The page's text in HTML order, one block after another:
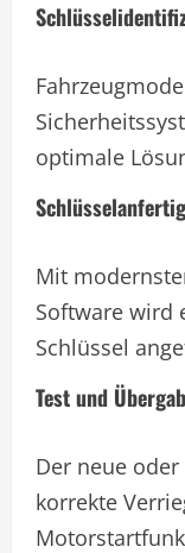
optimale
Mit
Software wird
Schlüssel
Test und
Der neue
korrekte